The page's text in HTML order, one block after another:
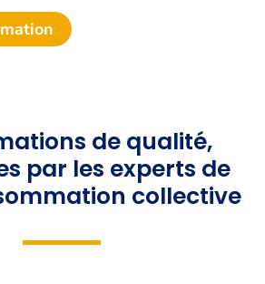
de qualité,
par les experts de
collective